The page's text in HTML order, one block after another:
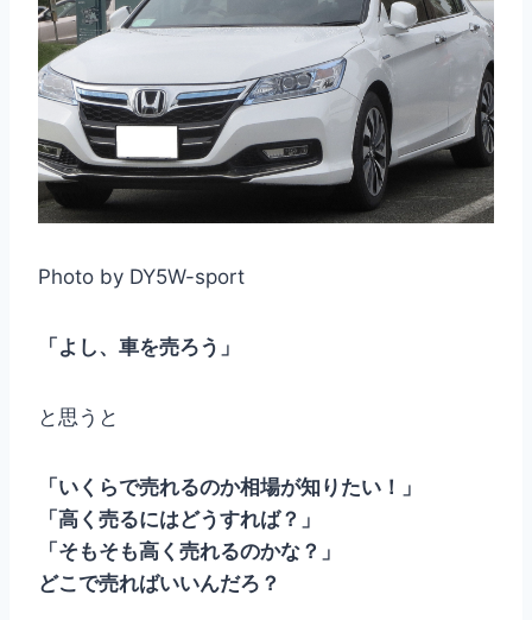
Photo by DY5W-sport
「よし、車を売ろう」
と思うと
「いくらで売れるのか相場が知りたい！」
「高く売るにはどうすれば？」
「そもそも高く売れるのかな？」
どこで売ればいいんだろ？